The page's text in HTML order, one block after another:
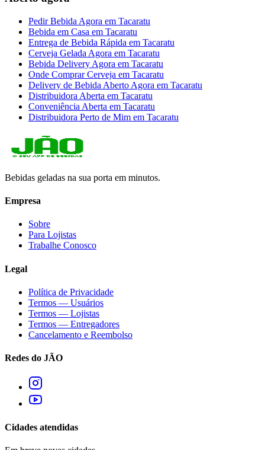
Pedir Bebida Agora em Tacaratu
Bebida em Casa em Tacaratu
Entrega de Bebida Rápida em Tacaratu
Cerveja Gelada Agora em Tacaratu
Bebida Delivery Agora em Tacaratu
Onde Comprar Cerveja em Tacaratu
Delivery de Bebida Aberto Agora em Tacaratu
Distribuidora Aberta em Tacaratu
Conveniência Aberta em Tacaratu
Distribuidora Perto de Mim em Tacaratu
Bebidas geladas na sua porta em minutos.
Empresa
Sobre
Para Lojistas
Trabalhe Conosco
Legal
Política de Privacidade
Termos — Usuários
Termos — Lojistas
Termos — Entregadores
Cancelamento e Reembolso
Redes do JÃO
Cidades atendidas